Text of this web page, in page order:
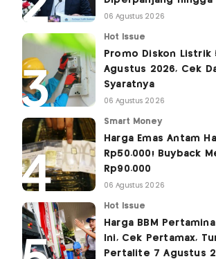
06 Agustus 2026
Hot Issue
Promo Diskon Listrik
Agustus 2026, Cek
Syaratnya
06 Agustus 2026
Smart Money
Harga Emas Antam
Rp50.000! Buyback
Rp90.000
06 Agustus 2026
Hot Issue
Harga BBM
Ini, Cek Pertamax,
Pertalite 7 Agustus